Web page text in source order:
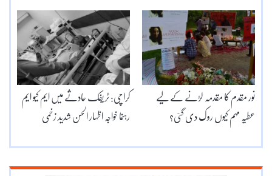
کراچی: ٹریفک حادثے میں ایم کیو ایم
رہنما خواجہ اظہار الحسن شدید زخمی
نور مقدم کا مقدمہ لڑنے کے لیے
عطیہ مہم کیوں روک دی گئی؟